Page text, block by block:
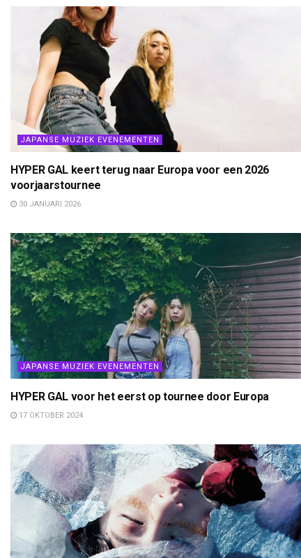
JAPANSE MUZIEK EVENEMENTEN
HYPER GAL keert terug naar Europa voor een 2026
voorjaarstournee
30 JANUARI 2026
JAPANSE MUZIEK EVENEMENTEN
HYPER GAL voor het eerst op tournee door Europa
17 OKTOBER 2024